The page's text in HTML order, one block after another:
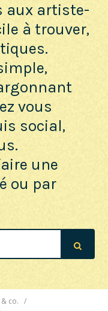
aux artiste-
à trouver,
vous
social,
une
ou par
co.